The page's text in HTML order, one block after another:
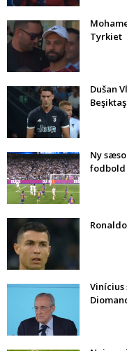
Tyrkiet
Dušan
Ny
fodbold
Vinícius